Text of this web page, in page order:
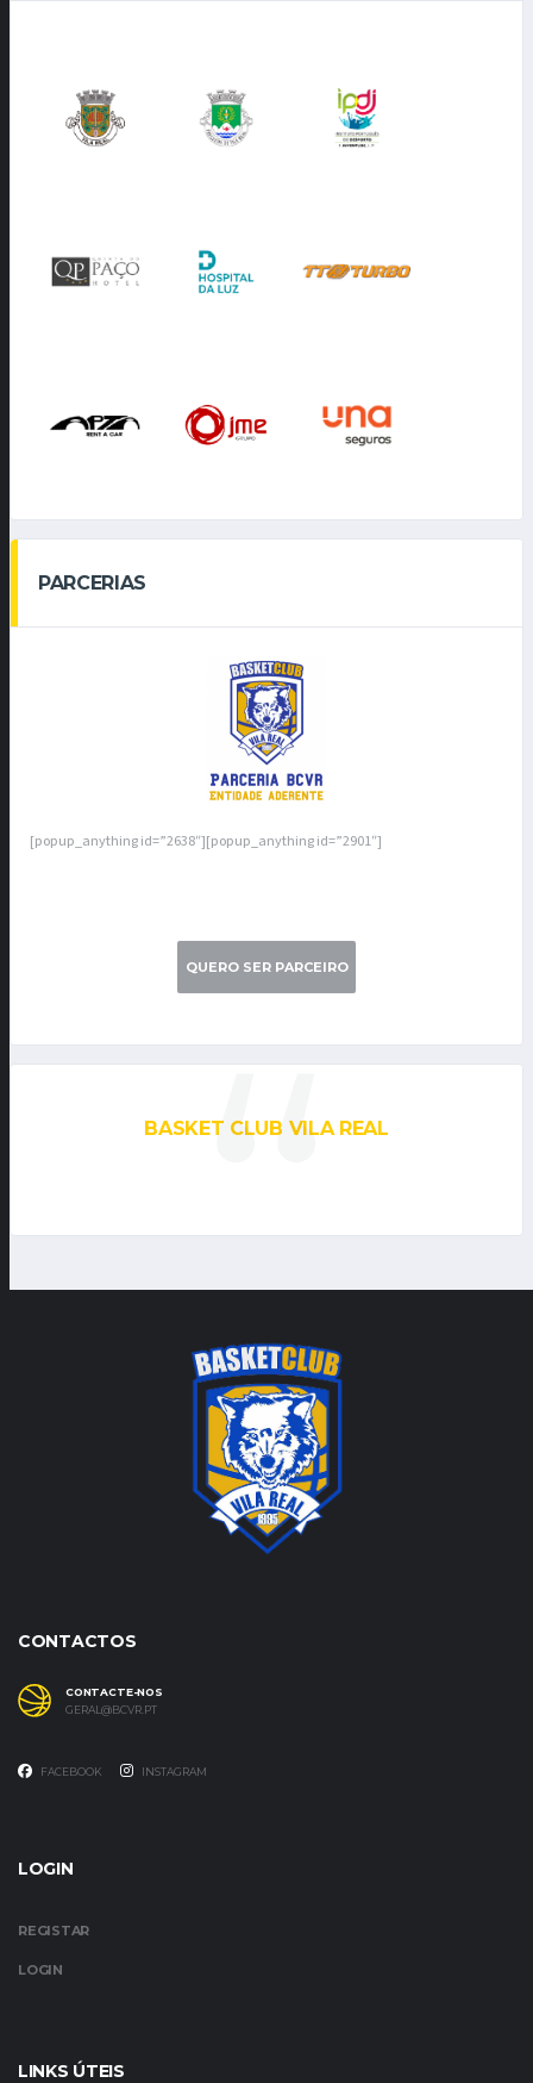
PARCERIAS
[popup_anything id=”2638″][popup_anything id=”2901″]
QUERO SER PARCEIRO
BASKET CLUB VILA REAL
CONTACTOS
CONTACTE-NOS
GERAL@BCVR.PT
FACEBOOK INSTAGRAM
LOGIN
REGISTAR
LOGIN
LINKS ÚTEIS